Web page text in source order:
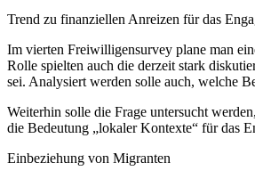
Trend zu finanziellen Anreizen für das
Im vierten Freiwilligensurvey plane man
Rolle spielten auch die derzeit stark
sei. Analysiert werden solle auch, welche
Weiterhin solle die Frage untersucht
die Bedeutung „lokaler Kontexte“ für das
Einbeziehung von Migranten